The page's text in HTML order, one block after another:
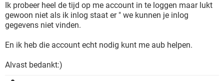
GRATIS SNAPCHAT
TIKTOK
NETFLIX CORONAVIRUS
GRATIS
TIKTOK
Ik probeer heel de tijd op me account in te loggen maar lukt
gewoon niet als ik inlog staat er " we kunnen je inlog
gegevens niet vinden.
En ik heb die account echt nodig kunt me aub helpen.
Alvast bedankt:)